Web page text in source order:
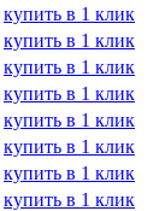
купить в 1 клик
купить в 1 клик
купить в 1 клик
купить в 1 клик
купить в 1 клик
купить в 1 клик
купить в 1 клик
купить в 1 клик